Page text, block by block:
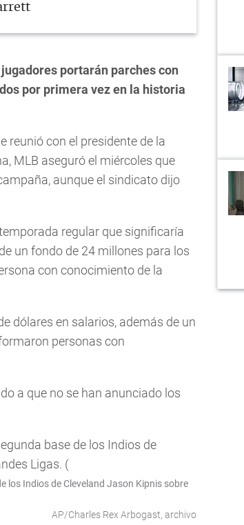
portarán parches con
por primera vez en la historia
reunió con el presidente de la
MLB aseguró el miércoles que
aunque el sindicato dijo
regular que significaría
un fondo de 24 millones para los
con conocimiento de la
dólares en salarios, además de un
personas con
a que no se han anunciado los
los Indios de Cleveland Jason Kipnis sobre
AP/Charles Rex Arbogast, archivo